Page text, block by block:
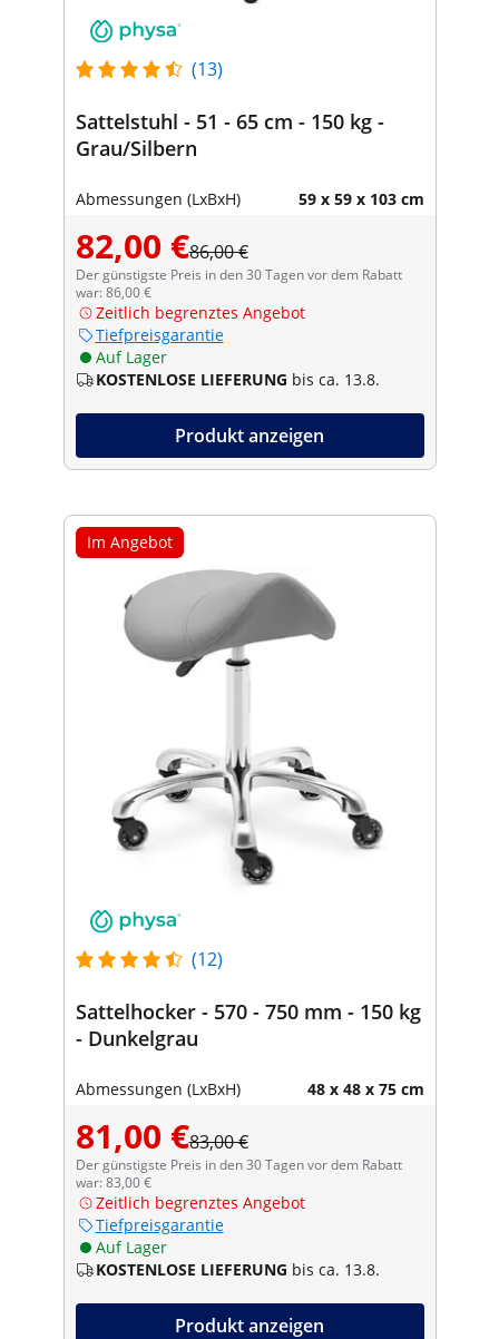
(13)
Sattelstuhl - 51 - 65 cm - 150 kg -
Grau/Silbern
Abmessungen (LxBxH) 59 x 59 x 103 cm
82,00 €86,00 €
Der günstigste Preis in den 30 Tagen vor dem Rabatt
war: 86,00 €
Zeitlich begrenztes Angebot
Tiefpreisgarantie
Auf Lager
KOSTENLOSE LIEFERUNG bis ca. 13.8.
Produkt anzeigen
Im Angebot
(12)
Sattelhocker - 570 - 750 mm - 150 kg
- Dunkelgrau
Abmessungen (LxBxH) 48 x 48 x 75 cm
81,00 €83,00 €
Der günstigste Preis in den 30 Tagen vor dem Rabatt
war: 83,00 €
Zeitlich begrenztes Angebot
Tiefpreisgarantie
Auf Lager
KOSTENLOSE LIEFERUNG bis ca. 13.8.
Produkt anzeigen